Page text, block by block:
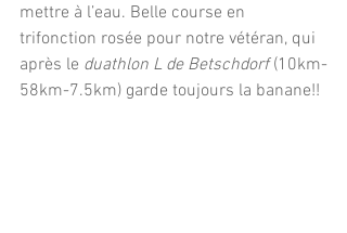
mettre à l’eau. Belle course en
trifonction rosée pour notre vétéran, qui
après le duathlon L de Betschdorf (10km-
58km-7.5km) garde toujours la banane!!